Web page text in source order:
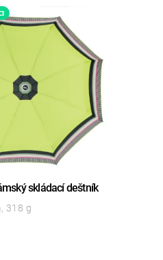
skládací deštník
318 g